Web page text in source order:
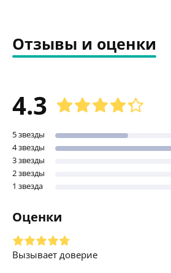
Отзывы и оценки
4.3
5 звезды
4 звезды
3 звезды
2 звезды
1 звезда
Оценки
Вызывает доверие